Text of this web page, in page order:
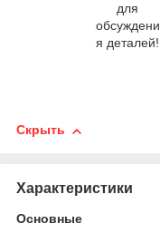
для
обсуждени
я деталей!
Скрыть
Характеристики
Основные